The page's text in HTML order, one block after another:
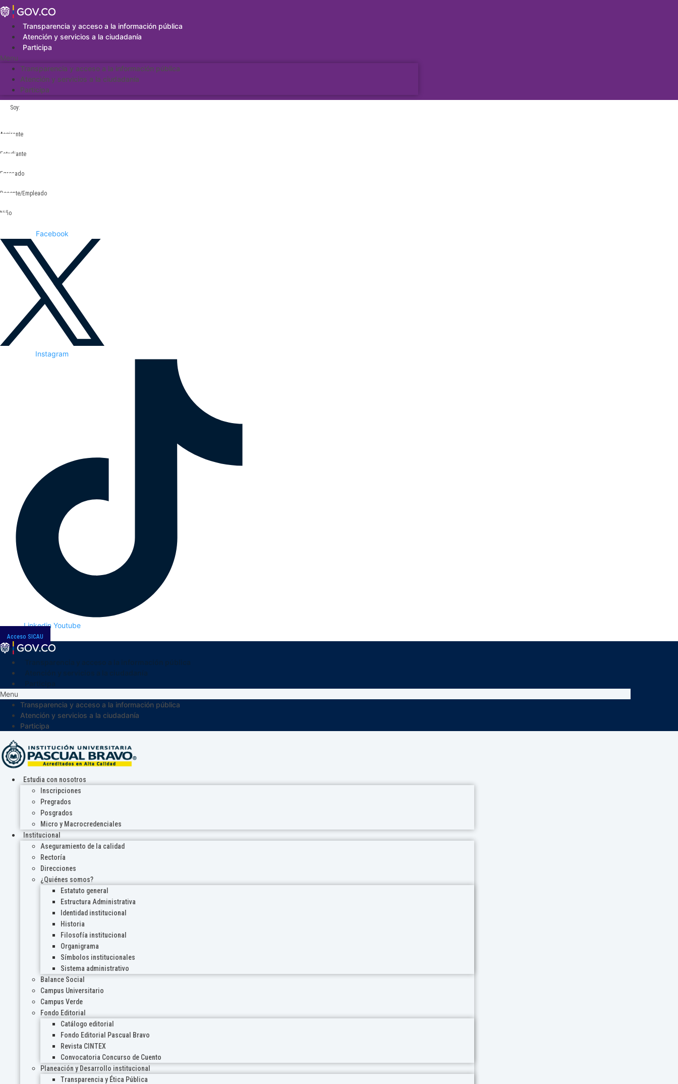
Saltar
al
contenidoTransparencia y acceso a la información pública
Atención y servicios a la ciudadanía
Participa
Menu
Transparencia y acceso a la información pública
Atención y servicios a la ciudadanía
Participa
Soy:
Aspirante
Estudiante
Egresado
Docente/Empleado
Niño
Facebook
Instagram
Linkedin Youtube
Acceso SICAU
Menu
Transparencia y acceso a la información pública
Atención y servicios a la ciudadanía
Participa
Estudia con nosotros
Inscripciones
Pregrados
Posgrados
Micro y Macrocredenciales
Institucional
Aseguramiento de la calidad
Rectoría
Direcciones
¿Quiénes somos?
Estatuto general
Estructura Administrativa
Identidad institucional
Historia
Filosofía institucional
Organigrama
Símbolos institucionales
Sistema administrativo
Balance Social
Campus Universitario
Campus Verde
Fondo Editorial
Catálogo editorial
Fondo Editorial Pascual Bravo
Revista CINTEX
Convocatoria Concurso de Cuento
Planeación y Desarrollo institucional
Transparencia y Ética Pública